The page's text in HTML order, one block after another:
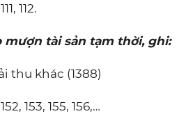
112.
mượn tài sản tạm thời, ghi:
thu khác (1388)
153, 155, 156,…